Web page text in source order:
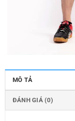
MÔ TẢ
ĐÁNH GIÁ (0)